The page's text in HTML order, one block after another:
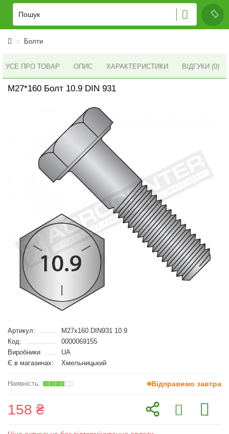
Болти
УСЕ ПРО ТОВАР ОПИС ХАРАКТЕРИСТИКИ ВІДГУКИ (0)
M27*160 Болт 10.9 DIN 931
Артикул:
M27x160 DIN931 10.9
Код:
0000069155
Виробники
UA
Є в магазинах:
Хмельницький
Відправимо завтра
158 ₴